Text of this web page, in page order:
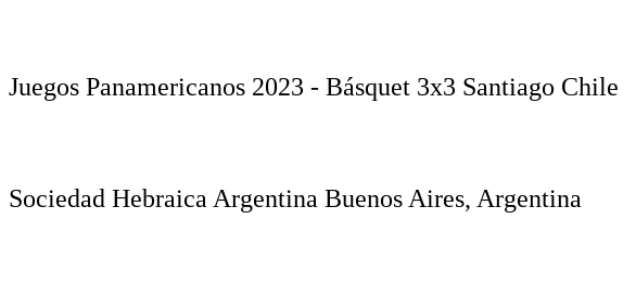
Juegos Panamericanos 2023 - Básquet 3x3 Santiago Chile
Sociedad Hebraica Argentina Buenos Aires, Argentina